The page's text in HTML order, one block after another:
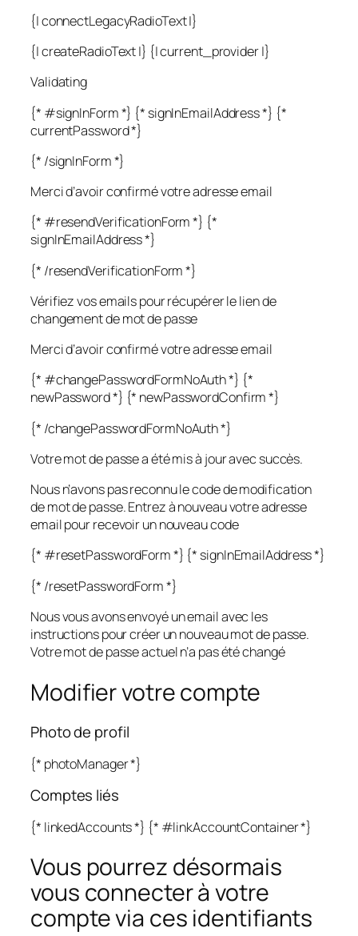
{| connectLegacyRadioText |}
{| createRadioText |} {| current_provider |}
Validating
{* #signInForm *} {* signInEmailAddress *} {*
currentPassword *}
{* /signInForm *}
Merci d’avoir confirmé votre adresse email
{* #resendVerificationForm *} {*
signInEmailAddress *}
{* /resendVerificationForm *}
Vérifiez vos emails pour récupérer le lien de
changement de mot de passe
Merci d’avoir confirmé votre adresse email
{* #changePasswordFormNoAuth *} {*
newPassword *} {* newPasswordConfirm *}
{* /changePasswordFormNoAuth *}
Votre mot de passe a été mis à jour avec succès.
Nous n’avons pas reconnu le code de modification
de mot de passe. Entrez à nouveau votre adresse
email pour recevoir un nouveau code
{* #resetPasswordForm *} {* signInEmailAddress *}
{* /resetPasswordForm *}
Nous vous avons envoyé un email avec les
instructions pour créer un nouveau mot de passe.
Votre mot de passe actuel n’a pas été changé
Modifier votre compte
Photo de profil
{* photoManager *}
Comptes liés
{* linkedAccounts *} {* #linkAccountContainer *}
Vous pourrez désormais
vous connecter à votre
compte via ces identifiants